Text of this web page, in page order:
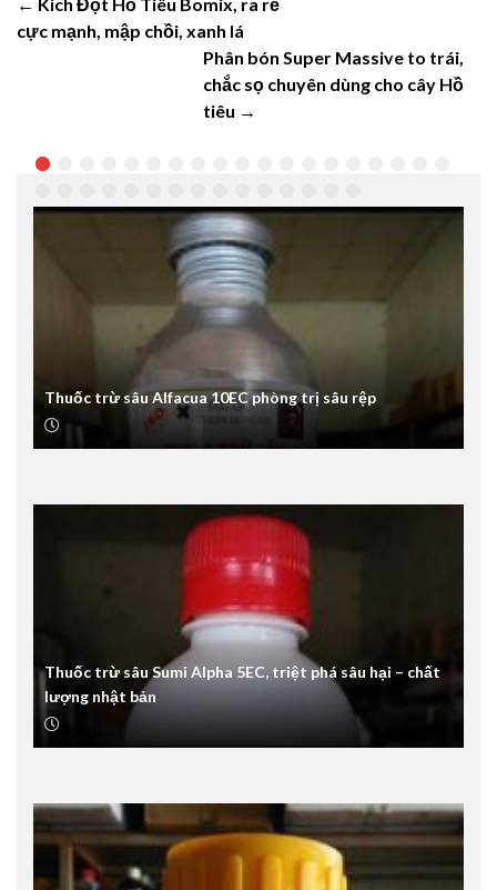
cực mạnh, mập chồi, xanh lá
Phân bón Super Massive to trái,
chắc sọ chuyên dùng cho cây Hồ
tiêu →
Thuốc trừ sâu Alfacua 10EC phòng trị sâu rệp
Thuốc trừ sâu Sumi Alpha 5EC, triệt phá sâu hại – chất
lượng nhật bản